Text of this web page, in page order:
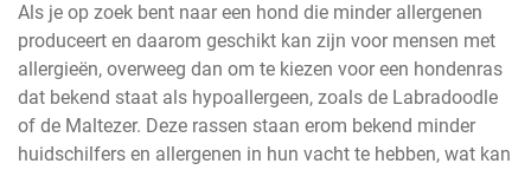
Als je op zoek bent naar een hond die minder allergenen
produceert en daarom geschikt kan zijn voor mensen met
allergieën, overweeg dan om te kiezen voor een hondenras
dat bekend staat als hypoallergeen, zoals de Labradoodle
of de Maltezer. Deze rassen staan erom bekend minder
huidschilfers en allergenen in hun vacht te hebben, wat kan